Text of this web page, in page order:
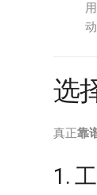
选
真正靠
1.